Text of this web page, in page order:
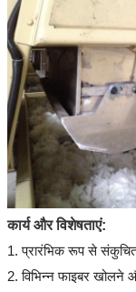
कार्य और विशेषताएं:
1. प्रारंभिक रूप से
2. विभिन्न फाइबर खोलने